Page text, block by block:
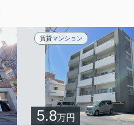
賃貸マンション
5.8万円